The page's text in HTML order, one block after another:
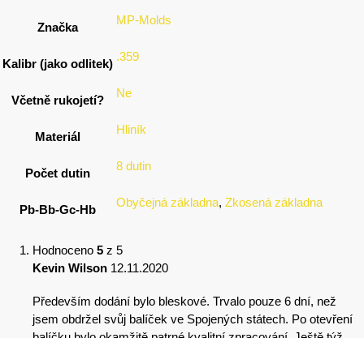
Značka
MP-Molds
Kalibr (jako odlitek)
.359
Včetně rukojetí?
Ne
Materiál
Hliník
Počet dutin
8 dutin
Pb-Bb-Gc-Hb
Obyčejná základna, Zkosená základna
Hodnoceno 5 z 5
Kevin Wilson 12.11.2020
Především dodání bylo bleskové. Trvalo pouze 6 dní, než
jsem obdržel svůj balíček ve Spojených státech. Po otevření